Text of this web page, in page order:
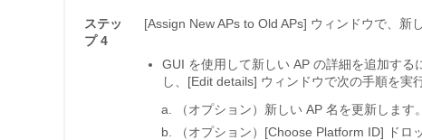
ステッ
プ 4
[Assign New APs to Old APs] ウィンドウで、新
GUI を使用して新しい AP の詳細を追加する
し、[Edit details] ウィンドウで次の手順を実
（オプション）新しい AP 名を更新します。
（オプション）[Choose Platform ID] ド